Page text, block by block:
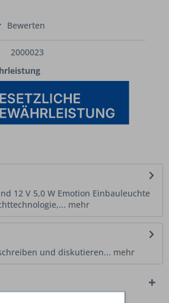
Bewerten
2000023
12 V 5,0 W Emotion Einbauleuchte
mehr
und diskutieren... mehr